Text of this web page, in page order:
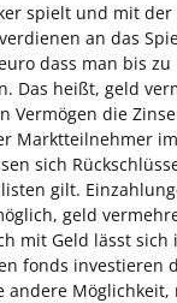
spielt und mit der
an das
dass man bis zu
Das heißt, geld
Vermögen die
Marktteilnehmer
sich
gilt.
geld
mit Geld lässt sich
fonds investieren
andere Möglichkeit,